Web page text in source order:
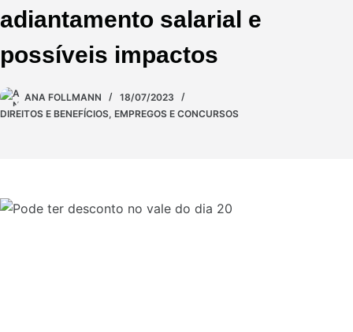
adiantamento salarial e
possíveis impactos
ANA FOLLMANN
18/07/2023
DIREITOS E BENEFÍCIOS, EMPREGOS E CONCURSOS